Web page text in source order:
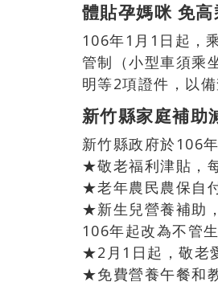
體貼孕媽咪 免
106年1月1日起，
管制（小型車須乘
明等2項證件，以備
新竹縣家庭補助
新竹縣政府於106
★敬老福利津貼，
★老年農民農保自
★新生兒營養補助
106年起改為不管
★2月1日起，敬老
★免費營養午餐和